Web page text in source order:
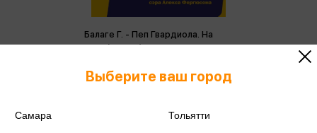
Балаге Г. - Пеп Гвардиола. На
пике (м,мини)
590 ₽
Выберите ваш город
Самара Тольятти